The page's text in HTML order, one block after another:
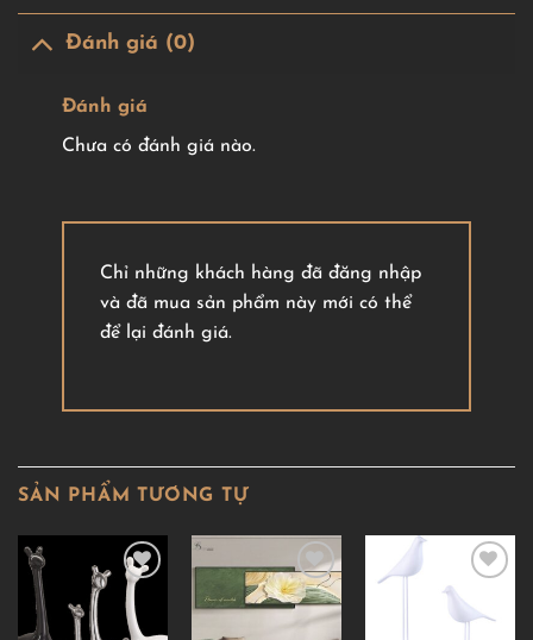
Đánh giá (0)
Đánh giá
Chưa có đánh giá nào.
Chỉ những khách hàng đã đăng nhập
và đã mua sản phẩm này mới có thể
để lại đánh giá.
SẢN PHẨM TƯƠNG TỰ